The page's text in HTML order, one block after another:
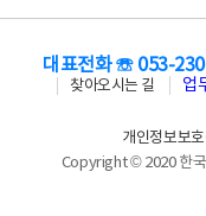
대표전화 ☏ 053-
찾아오시는 길
업
개인정보보
Copyright © 2020 한